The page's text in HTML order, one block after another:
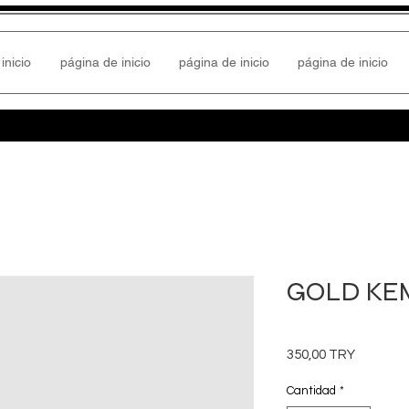
página de inicio página de inicio página de inicio
GOLD
350,00 TRYPrecio
Cantidad *